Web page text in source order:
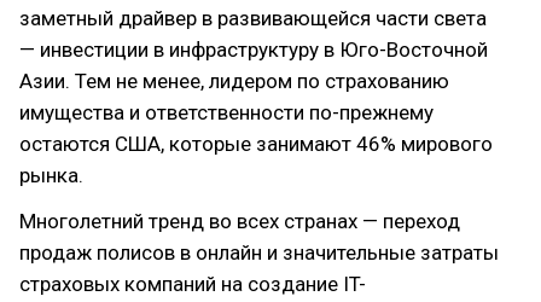
заметный драйвер в развивающейся части света
— инвестиции в инфраструктуру в Юго-Восточной
Азии. Тем не менее, лидером по страхованию
имущества и ответственности по-прежнему
остаются США, которые занимают 46% мирового
рынка.
Многолетний тренд во всех странах — переход
продаж полисов в онлайн и значительные затраты
страховых компаний на создание IT-